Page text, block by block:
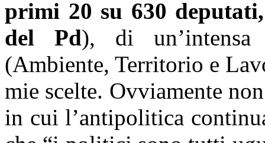
primi 20 su 630
del Pd), di
(Ambiente, Territorio e
mie scelte. Ovviamente
in cui l’antipolitica